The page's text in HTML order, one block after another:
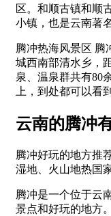
区。和顺古镇和顺
小镇，也是云南著
腾冲热海风景区 腾
城西南部清水乡，
泉、温泉群共有80
上，到处都可以看
云南的腾冲
腾冲好玩的地方推
湿地、火山地热国
腾冲是一个位于云
景点和好玩的地方